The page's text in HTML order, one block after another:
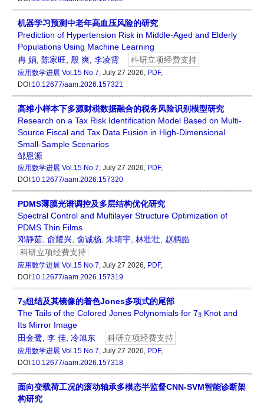
机器学习预测中老年高血压风险的研究
Prediction of Hypertension Risk in Middle-Aged and Elderly
Populations Using Machine Learning
冉 娟 陈家旺 殷 爽 李凌霄 科研立项经费支持
应用数学进展 Vol.15 No.7 , July 27 2026, PDF,
DOI:10.12677/aam.2026.157321
高维小样本下多源财税数据融合的税务风险识别模型研究
Research on a Tax Risk Identification Model Based on Multi-
Source Fiscal and Tax Data Fusion in High-Dimensional
Small-Sample Scenarios
邹恩源
应用数学进展 Vol.15 No.7 , July 27 2026, PDF,
DOI:10.12677/aam.2026.157320
PDMS薄膜光谱调控及多层结构优化研究
Spectral Control and Multilayer Structure Optimization of
PDMS Thin Films
邓静茹 俞耀兴 俞诚杨 朱靖宇 林壮壮 赵柄皓
科研立项经费支持
应用数学进展 Vol.15 No.7 , July 27 2026, PDF,
DOI:10.12677/aam.2026.157319
73纽结及其镜像的着色Jones多项式的尾部
The Tails of the Colored Jones Polynomials for 73 Knot and
Its Mirror Image
田金鹭 李 佳 冷旭东 科研立项经费支持
应用数学进展 Vol.15 No.7 , July 27 2026, PDF,
DOI:10.12677/aam.2026.157318
面向变载荷工况的滚动轴承多模态半监督CNN-SVM智能诊断架
构研究